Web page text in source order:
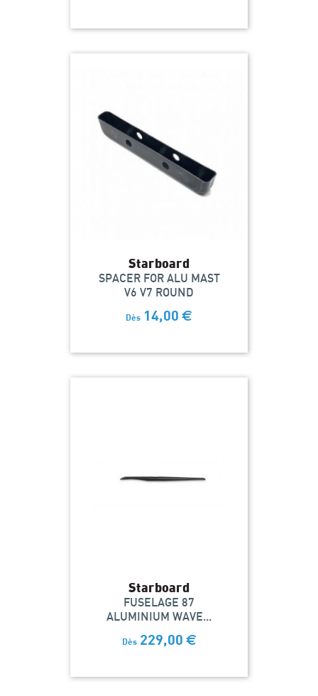
Starboard
SPACER FOR ALU MAST
V6 V7 ROUND
Dès 14,00 €
Starboard
FUSELAGE 87
ALUMINIUM WAVE...
Dès 229,00 €